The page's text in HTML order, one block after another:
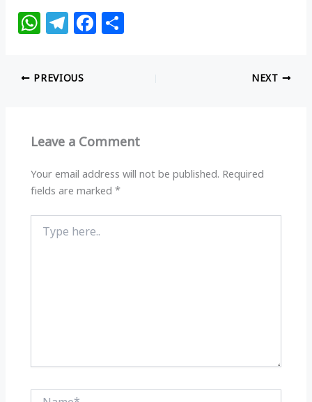
W
at
s
p
T
e
g
m
F
o
k
PREVIOUS NEXT
Leave a Comment
Your email address will not be published. Required
fields are marked*
here..
Name*